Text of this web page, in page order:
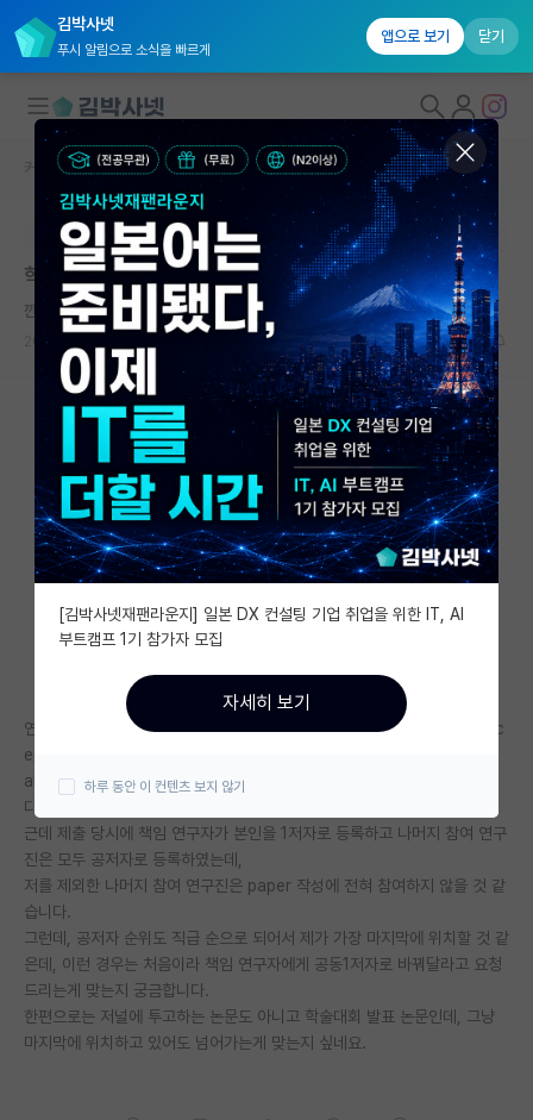
김박사넷
푸시 알림으로 소식을 빠르게
앱으로 보기 닫기
대학원생 모집
국내대학원 정보
연구실&오픈랩
커뮤니티
커뮤니티 홈
전체글보기
베스트 게시판
IF 명예의전당
자유 게시판(아무개랩)
미국 유학 게시판
미국 대학원 합격 후기 게시판
대학원생 모집 게시판
연구실(PI) 홍보 게시판
석박사 채용 정보 게시판
임용 정보 게시판
학부 인턴 게시판
취업 게시판
임용 후기 게시판
커뮤니티 홈 자유 게시판(아무개랩)
본문이 수정되지 않는 박제글입니다.
학술대회 논문도 저자 순위가 중요한가요?
깐깐한 피터 힉스
2024.03.08
연구원으로 재직 중인데, 최근 해외 학술대회에 abstract을 제출하여 acc
ept 되었습니다.
abstract 작성은 제가 하였고, 전체 paper도 제가 작성해야 할 상황입니
다.
근데 제출 당시에 책임 연구자가 본인을 1저자로 등록하고 나머지 참여 연구
진은 모두 공저자로 등록하였는데,
저를 제외한 나머지 참여 연구진은 paper 작성에 전혀 참여하지 않을 것 같
습니다.
그런데, 공저자 순위도 직급 순으로 되어서 제가 가장 마지막에 위치할 것 같
은데, 이런 경우는 처음이라 책임 연구자에게 공동1저자로 바꿔달라고 요청
드리는게 맞는지 궁금합니다.
한편으로는 저널에 투고하는 논문도 아니고 학술대회 발표 논문인데, 그냥
마지막에 위치하고 있어도 넘어가는게 맞는지 싶네요.
[김박사넷재팬라운지] 일본 DX 컨설팅 기업 취업을 위한 IT, AI
부트캠프 1기 참가자 모집
자세히 보기
하루 동안 이 컨텐츠 보지 않기